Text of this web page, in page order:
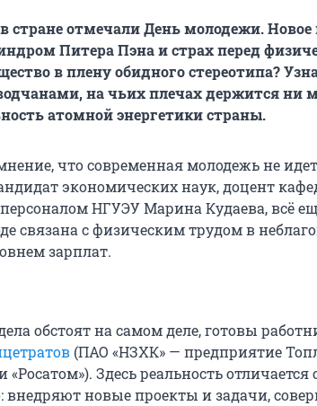
стране отмечали День молодежи. Новое
Питера Пэна и страх перед
в плену обидного стереотипа?
на чьих плечах держится ни
атомной энергетики страны.
что современная молодежь не
экономических наук, доцент
НГУЭУ Марина Кудаева, всё
связана с физическим трудом в
зарплат.
обстоят на самом деле, готовы
(ПАО «НЗХК» — предприятие
«Росатом»). Здесь реальность
внедряют новые проекты и задачи,